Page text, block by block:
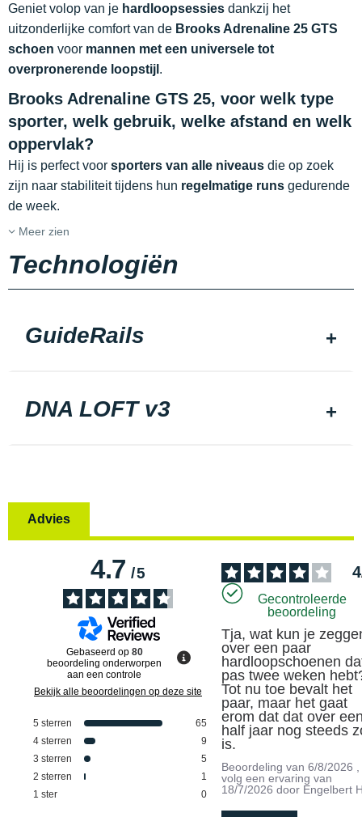
Geniet volop van je hardloopsessies dankzij het
uitzonderlijke comfort van de Brooks Adrenaline 25 GTS
schoen voor mannen met een universele tot
overpronerende loopstijl .
Brooks Adrenaline GTS 25, voor welk type
sporter, welk gebruik, welke afstand en welk
oppervlak?
Hij is perfect voor sporters van alle niveaus die op zoek
zijn naar stabiliteit tijdens hun regelmatige runs gedurende
de week.
Meer zien
Technologiën
GuideRails
DNA LOFT v3
Advies
4.7/5
Gebaseerd op 80
beoordeling onderworpen
aan een controle
Bekijk alle beoordelingen op deze site
5 sterren
65
4 sterren
9
3 sterren
5
2 sterren
1
1 ster 0
4
Gecontroleerde
beoordeling
Tja, wat kun je
over een paar
hardloopschoenen
pas twee weken
Tot nu toe bevalt het
paar, maar het gaat
erom dat dat over
half jaar nog steeds
is.
Beoordeling van6/8/2026
volg een ervaring van
18/7/2026 door Engelbert